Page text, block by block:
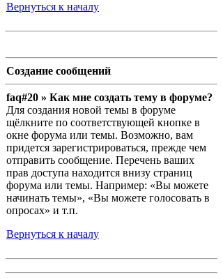
Вернуться к началу
Создание сообщений
faq#20 » Как мне создать тему в форуме?
Для создания новой темы в форуме
щёлкните по соответствующей кнопке в
окне форума или темы. Возможно, вам
придется зарегистрироваться, прежде чем
отправить сообщение. Перечень ваших
прав доступа находится внизу страниц
форума или темы. Например: «Вы можете
начинать темы», «Вы можете голосовать в
опросах» и т.п.
Вернуться к началу